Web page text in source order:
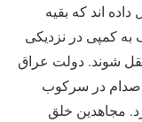
آنها قول داده اند که بقیه
کمپی در نزدیکی
شوند. دولت عراق
صدام در سرکوب
مجاهدین خلق